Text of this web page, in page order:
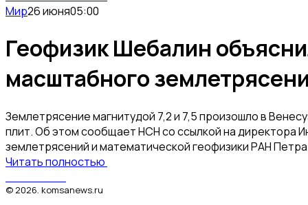
Мир26 июня05:00
Геофизик Шебалин
масштабного
Землетрясение магнитудой 7,2 и 7,5 произошло в
плит. Об этом сообщает НСН со ссылкой на директора
землетрясений и математической геофизики РАН
Читать полностью
© 2026 komsanews.ru